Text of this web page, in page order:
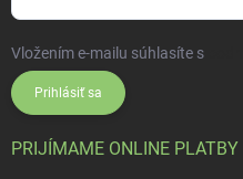
Vložením e-mailu súhlasíte s
Prihlásiť sa
PRIJÍMAME ONLINE PLATBY